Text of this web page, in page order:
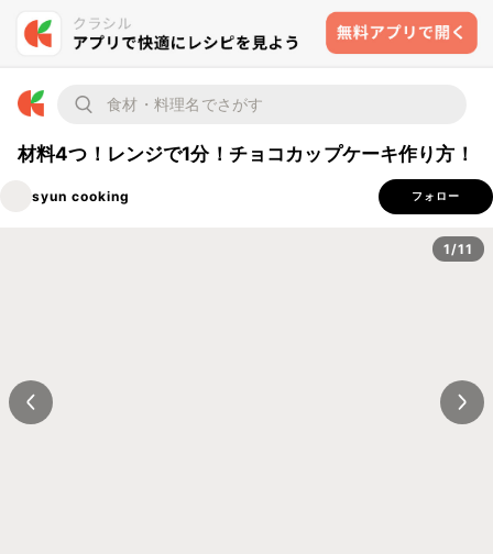
材料4つ！レンジで1分！チョコカップケーキ作り方！
syun cooking フォロー
1/11